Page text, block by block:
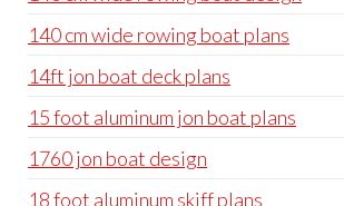
140 cm wide rowing boat plans
14ft jon boat deck plans
15 foot aluminum jon boat plans
1760 jon boat design
18 foot aluminum skiff plans